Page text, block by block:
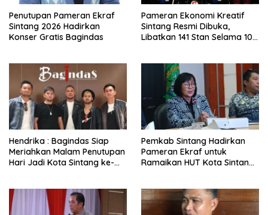
Penutupan Pameran Ekraf
Sintang 2026 Hadirkan
Konser Gratis Bagindas
Pameran Ekonomi Kreatif
Sintang Resmi Dibuka,
Libatkan 141 Stan Selama 10
Hendrika : Bagindas Siap
Meriahkan Malam Penutupan
Hari Jadi Kota Sintang ke-
Pemkab Sintang Hadirkan
Pameran Ekraf untuk
Ramaikan HUT Kota Sintang